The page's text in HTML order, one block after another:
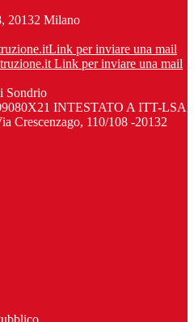
20132 Milano
Link per inviare una mail
Link per inviare una mail
Sondrio
INTESTATO A ITT-LSA
110/108 -20132